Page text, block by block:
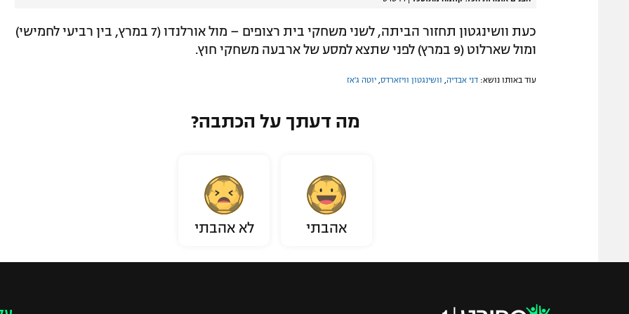
כעת וושינגטון תחזור הביתה, לשני משחקי בית רצופים – מול אורלנדו (7 במרץ, בין רביעי לחמישי)
ומול שארלוט (9 במרץ) לפני שתצא למסע של ארבעה משחקי חוץ.
עוד באותו נושא: דני אבדיה וושינגטון וויזארדס יוטה ג'אז
מה דעתך על הכתבה?
אהבתי לא אהבתי